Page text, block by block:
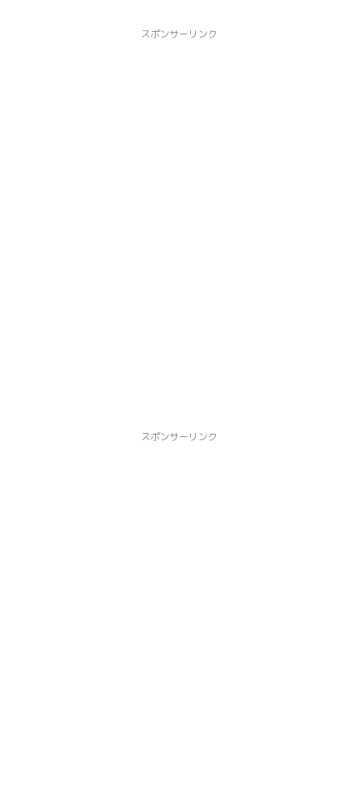
スポンサーリンク
スポンサーリンク